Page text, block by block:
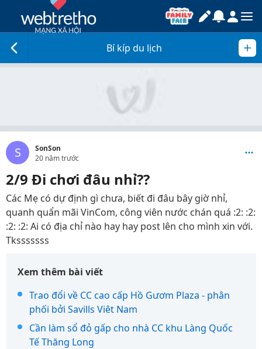
Bí kíp du lịch
S
SonSon
20 năm trước
2/9 Đi chơi đâu nhỉ??
Các Mẹ có dự định gì chưa, biết đi đâu bây giờ nhỉ,
quanh quẩn mãi VinCom, công viên nước chán quá :2: :2:
:2: :2: Ai có địa chỉ nào hay hay post lên cho mình xin với.
Tksssssss
Xem thêm bài viết
Trao đổi về CC cao cấp Hồ Gươm Plaza - phân
phối bởi Savills Viêt Nam
Cần làm sổ đỏ gấp cho nhà CC khu Làng Quốc
Tế Thăng Long